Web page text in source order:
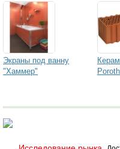
Экраны под ванну
"Хаммер"